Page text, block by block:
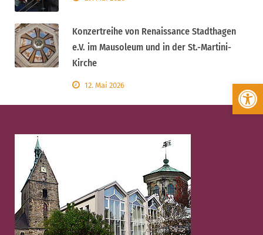
Werkzeugleiste öffnen
Konzertreihe von Renaissance Stadthagen
e.V. im Mausoleum und in der St.-Martini-
Kirche
12. Mai 2026